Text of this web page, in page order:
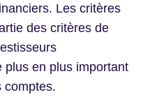
Les critères
des critères de
plus en plus important
comptes.